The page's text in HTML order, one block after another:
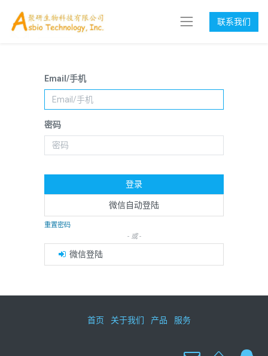
联系我们
Email/手机
密码
登录
微信自动登陆
重置密码
- 或 -
微信登陆
首页 关于我们 产品 服务